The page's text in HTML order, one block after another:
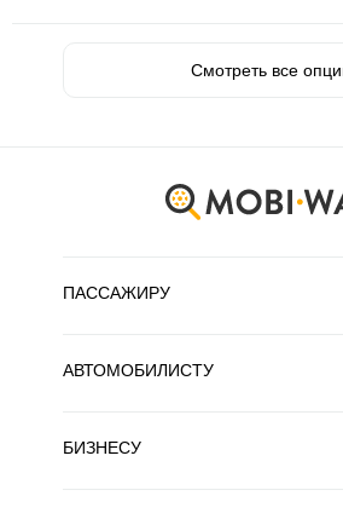
Смотреть все
ПАССАЖИРУ
АВТОМОБИЛИСТУ
БИЗНЕСУ